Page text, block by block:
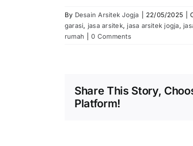
By Desain Arsitek Jogja 22/05/2025
garasi, jasa arsitek, jasa arsitek jogja,
rumah
0 Comments
Share This Story,
Platform!